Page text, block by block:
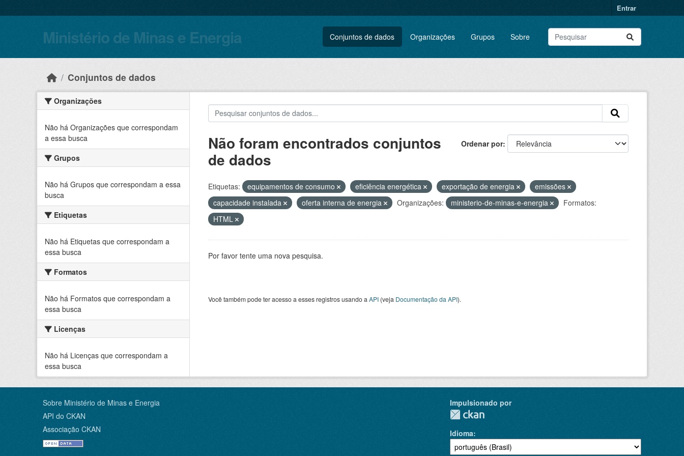
Entrar
Ministério de Minas e Energia Conjuntos de dados Organizações Grupos Sobre
Conjuntos de dados
Organizações
Não há Organizações que correspondam
a essa busca
Grupos
Não há Grupos que correspondam a essa
busca
Etiquetas
Não há Etiquetas que correspondam a
essa busca
Formatos
Não há Formatos que correspondam a
essa busca
Licenças
Não há Licenças que correspondam a
essa busca
Ordenar por
Não foram encontrados conjuntos
de dados
Etiquetas: equipamentos de consumo eficiência energética exportação de energia
emissões
capacidade instalada
oferta interna de energia Organizações: ministerio-de-minas-e-energia
Formatos:
HTML
Por favor tente uma nova pesquisa.
Você também pode ter acesso a esses registros usando a API(veja Documentação da API).
Sobre Ministério de Minas e Energia
API do CKAN
Associação CKAN
Impulsionado por
Idioma